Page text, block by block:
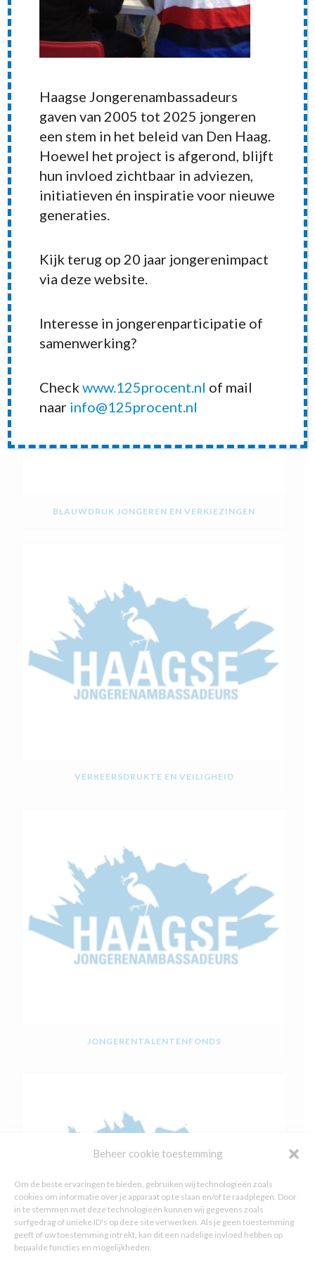
Beheer cookie toestemming
Om de beste ervaringen te bieden, gebruiken wij technologieën zoals
cookies om informatie over je apparaat op te slaan en/of te raadplegen. Door
in te stemmen met deze technologieën kunnen wij gegevens zoals
surfgedrag of unieke ID's op deze site verwerken. Als je geen toestemming
geeft of uw toestemming intrekt, kan dit een nadelige invloed hebben op
bepaalde functies en mogelijkheden.
RECENT POSTS
BLAUWDRUK JONGEREN EN VERKIEZINGEN
VERKEERSDRUKTE EN VEILIGHEID
JONGERENTALENTENFONDS
Haagse Jongerenambassadeurs
gaven van 2005 tot 2025 jongeren
een stem in het beleid van Den Haag.
Hoewel het project is afgerond, blijft
hun invloed zichtbaar in adviezen,
initiatieven én inspiratie voor nieuwe
generaties.
Kijk terug op 20 jaar jongerenimpact
via deze website.
Interesse in jongerenparticipatie of
samenwerking?
Checkwww.125procent.nl of mail
naar info@125procent.nl